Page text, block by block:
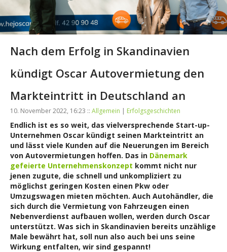
Nach dem Erfolg in Skandinavien
kündigt Oscar Autovermietung den
Markteintritt in Deutschland an
10. November 2022, 16:23 :: Allgemein | Erfolgsgeschichten
Endlich ist es so weit, das vielversprechende Start-up-
Unternehmen Oscar kündigt seinen Markteintritt an
und lässt viele Kunden auf die Neuerungen im Bereich
von Autovermietungen hoffen. Das in Dänemark
gefeierte Unternehmenskonzept kommt nicht nur
jenen zugute, die schnell und unkompliziert zu
möglichst geringen Kosten einen Pkw oder
Umzugswagen mieten möchten. Auch Autohändler, die
sich durch die Vermietung von Fahrzeugen einen
Nebenverdienst aufbauen wollen, werden durch Oscar
unterstützt. Was sich in Skandinavien bereits unzählige
Male bewährt hat, soll nun also auch bei uns seine
Wirkung entfalten, wir sind gespannt!